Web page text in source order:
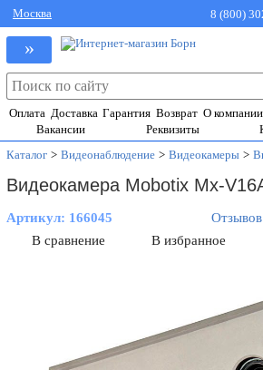
Москва 8 (800)
»
Оплата Доставка Гарантия Возврат О компании
Вакансии
Реквизиты
Каталог > Видеонаблюдение > Видеокамеры >
Видеокамера Mobotix Mx-
Артикул: 166045
В сравнение
В избранное